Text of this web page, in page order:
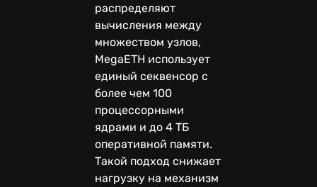
распределяют
вычисления между
множеством узлов,
MegaETH использует
единый секвенсор с
более чем 100
процессорными
ядрами и до 4 ТБ
оперативной памяти.
Такой подход снижает
нагрузку на механизм